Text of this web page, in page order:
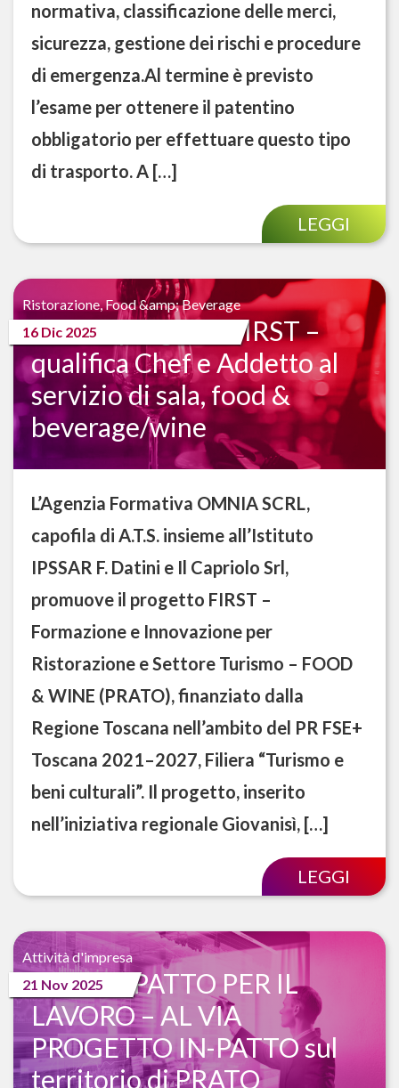
normativa, classificazione delle merci,
sicurezza, gestione dei rischi e procedure
di emergenza.Al termine è previsto
l’esame per ottenere il patentino
obbligatorio per effettuare questo tipo
di trasporto. A […]
LEGGI
Ristorazione, Food &amp; Beverage
16 Dic 2025
Al via il progetto FIRST –
qualifica Chef e Addetto al
servizio di sala, food &
beverage/wine
L’Agenzia Formativa OMNIA SCRL,
capofila di A.T.S. insieme all’Istituto
IPSSAR F. Datini e Il Capriolo Srl,
promuove il progetto FIRST –
Formazione e Innovazione per
Ristorazione e Settore Turismo – FOOD
& WINE (PRATO), finanziato dalla
Regione Toscana nell’ambito del PR FSE+
Toscana 2021–2027, Filiera “Turismo e
beni culturali”. Il progetto, inserito
nell’iniziativa regionale Giovanisì, […]
LEGGI
Attività d'impresa
21 Nov 2025
NUOVO PATTO PER IL
LAVORO – AL VIA
PROGETTO IN-PATTO sul
territorio di PRATO